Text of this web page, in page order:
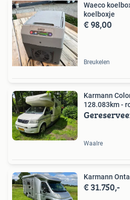
Waeco
koelboxje
€ 98,00
Breukelen
Karmann
128.083km -
Waalre
Karmann
€ 31.750,-